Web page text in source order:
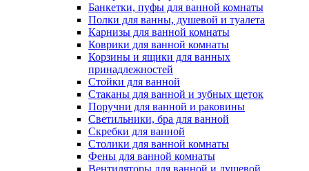
Банкетки, пуфы для ванной комнаты
Полки для ванны, душевой и туалета
Карнизы для ванной комнаты
Коврики для ванной комнаты
Корзины и ящики для ванных
принадлежностей
Стойки для ванной
Стаканы для ванной и зубных щеток
Поручни для ванной и раковины
Светильники, бра для ванной
Скребки для ванной
Столики для ванной комнаты
Фены для ванной комнаты
Вентиляторы для ванной и душевой